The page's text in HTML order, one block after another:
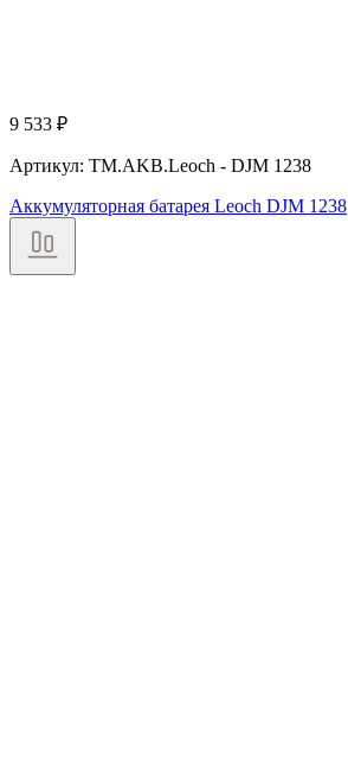
9 533 ₽
Артикул: TM.AKB.Leoch - DJM 1238
Аккумуляторная батарея Leoch DJM 1238